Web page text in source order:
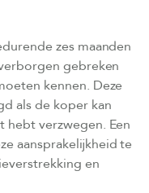
zes maanden
gebreken
kennen. Deze
als de koper kan
verzwegen. Een
aansprakelijkheid te
en